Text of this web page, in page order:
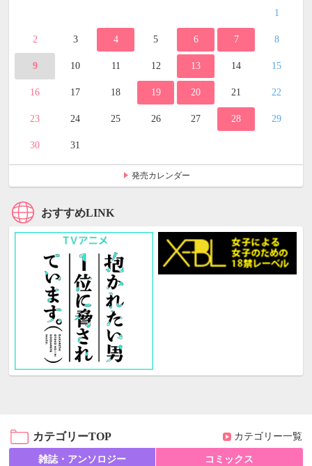
1
2 3 4 5 6 7 8
9 10 11 12 13 14 15
16 17 18 19 20 21 22
23 24 25 26 27 28 29
30 31
発売カレンダー
おすすめLINK
カテゴリーTOP カテゴリー一覧
雑誌・アンソロジー コミックス